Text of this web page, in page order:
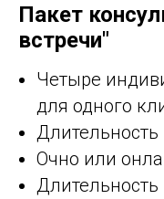
Пакет
встречи"
Четыре
для одного
Очно или